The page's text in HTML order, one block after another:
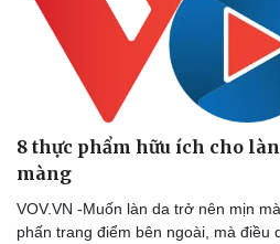
8 thực phẩm hữu ích cho
màng
VOV.VN -Muốn làn da trở nên mịn
phấn trang điểm bên ngoài, mà điều